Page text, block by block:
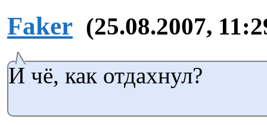
Faker (25.08.2007,
И чё, как отдахнул?